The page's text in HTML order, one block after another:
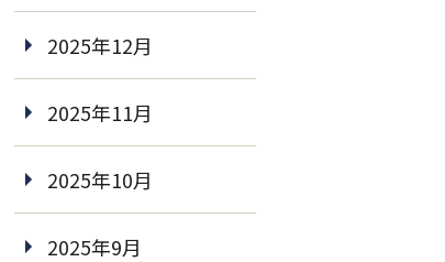
2025年12月
2025年11月
2025年10月
2025年9月